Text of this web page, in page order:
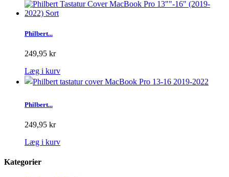
Philbert...
249,95 kr
Læg i kurv
Philbert...
249,95 kr
Læg i kurv
Kategorier